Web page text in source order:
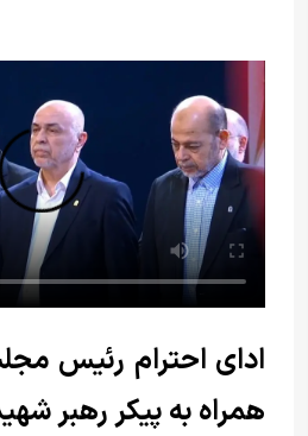
ادای احترام رئیس
همراه به پیکر رهبر